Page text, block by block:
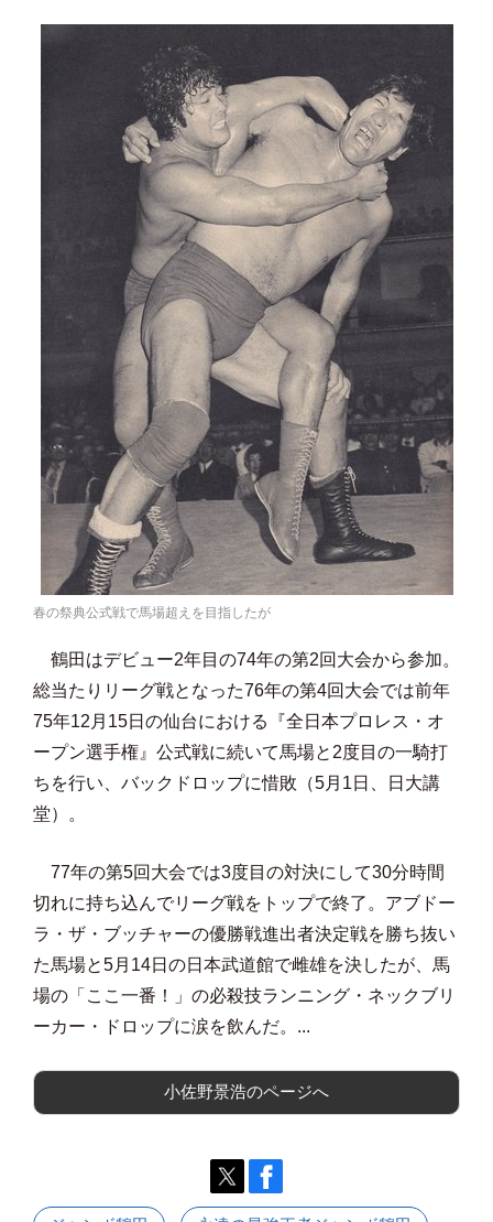
春の祭典公式戦で馬場超えを目指したが
鶴田はデビュー2年目の74年の第2回大会から参加。
総当たりリーグ戦となった76年の第4回大会では前年
75年12月15日の仙台における『全日本プロレス・オ
ープン選手権』公式戦に続いて馬場と2度目の一騎打
ちを行い、バックドロップに惜敗（5月1日、日大講
堂）。
77年の第5回大会では3度目の対決にして30分時間
切れに持ち込んでリーグ戦をトップで終了。アブドー
ラ・ザ・ブッチャーの優勝戦進出者決定戦を勝ち抜い
た馬場と5月14日の日本武道館で雌雄を決したが、馬
場の「ここ一番！」の必殺技ランニング・ネックブリ
ーカー・ドロップに涙を飲んだ。...
小佐野景浩のページへ